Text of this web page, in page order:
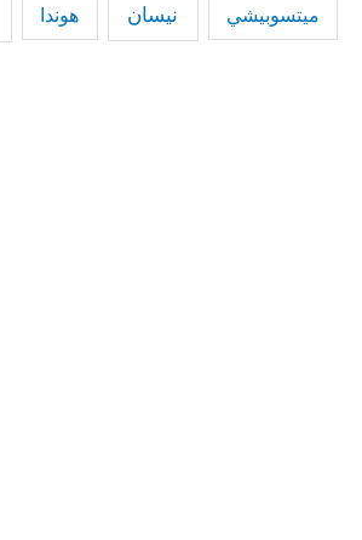
ميتسوبيشي نيسان هوندا